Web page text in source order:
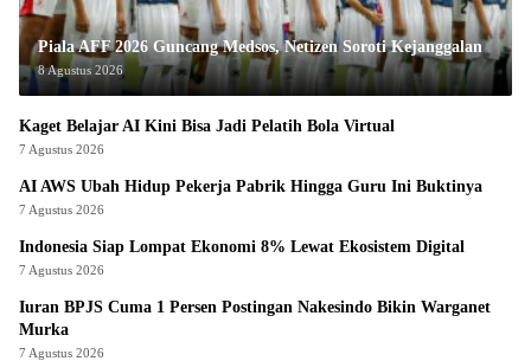
Piala AFF 2026 Guncang Medsos, Netizen Soroti Kejanggalan
8 Agustus 2026
Kaget Belajar AI Kini Bisa Jadi Pelatih Bola Virtual
7 Agustus 2026
AI AWS Ubah Hidup Pekerja Pabrik Hingga Guru Ini Buktinya
7 Agustus 2026
Indonesia Siap Lompat Ekonomi 8% Lewat Ekosistem Digital
7 Agustus 2026
Iuran BPJS Cuma 1 Persen Postingan Nakesindo Bikin Warganet
Murka
7 Agustus 2026